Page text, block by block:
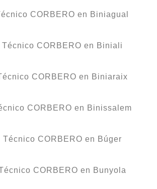
CORBERO en Biniagual
CORBERO en Biniali
CORBERO en Biniaraix
CORBERO en Binissalem
Técnico CORBERO en Búger
CORBERO en Bunyola